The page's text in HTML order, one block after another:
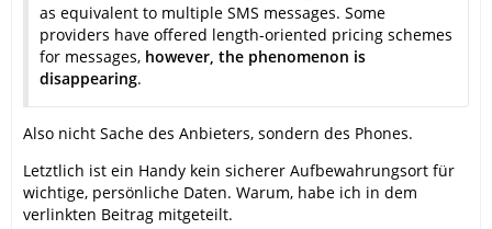
as equivalent to multiple SMS messages. Some
providers have offered length-oriented pricing schemes
for messages, however, the phenomenon is
disappearing.
Also nicht Sache des Anbieters, sondern des Phones.
Letztlich ist ein Handy kein sicherer Aufbewahrungsort für
wichtige, persönliche Daten. Warum, habe ich in dem
verlinkten Beitrag mitgeteilt.